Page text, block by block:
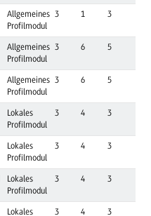
Allgemeines
Profilmodul
3 1 3
Allgemeines
Profilmodul
3 6 5
Allgemeines
Profilmodul
3 6 5
Lokales
Profilmodul
3 4 3
Lokales
Profilmodul
3 4 3
Lokales
Profilmodul
3 4 3
Lokales
3 4 3